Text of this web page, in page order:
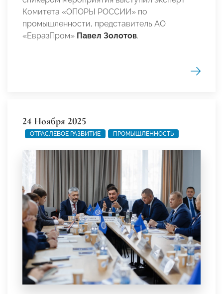
Комитета «ОПОРЫ РОССИИ» по
промышленности, представитель АО
«ЕвразПром» Павел Золотов.
24 Ноября 2025
ОТРАСЛЕВОЕ РАЗВИТИЕ ПРОМЫШЛЕННОСТЬ